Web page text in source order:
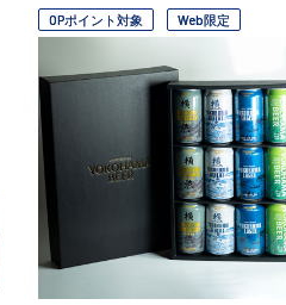
OPポイント対象 Web限定